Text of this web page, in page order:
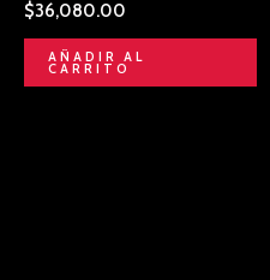
$36,080.00
AÑADIR AL
CARRITO